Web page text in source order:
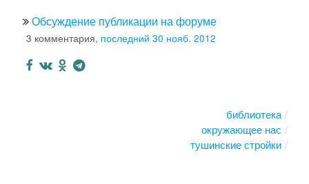
Обсуждение публикации на форуме
3 комментария, последний 30 нояб. 2012
библиотека
окружающее нас
тушинские стройки